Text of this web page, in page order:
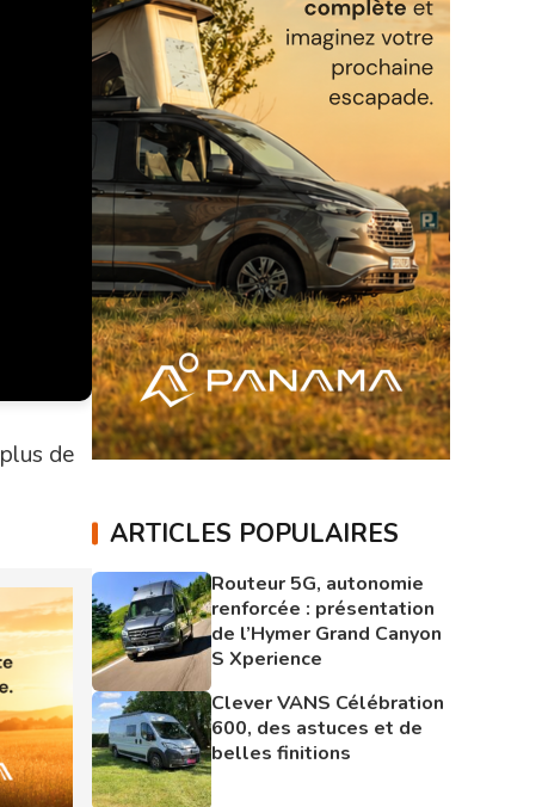
de
ARTICLES POPULAIRES
Routeur 5G, autonomie
renforcée : présentation
de l’Hymer Grand Canyon
S Xperience
Clever VANS Célébration
600, des astuces et de
belles finitions